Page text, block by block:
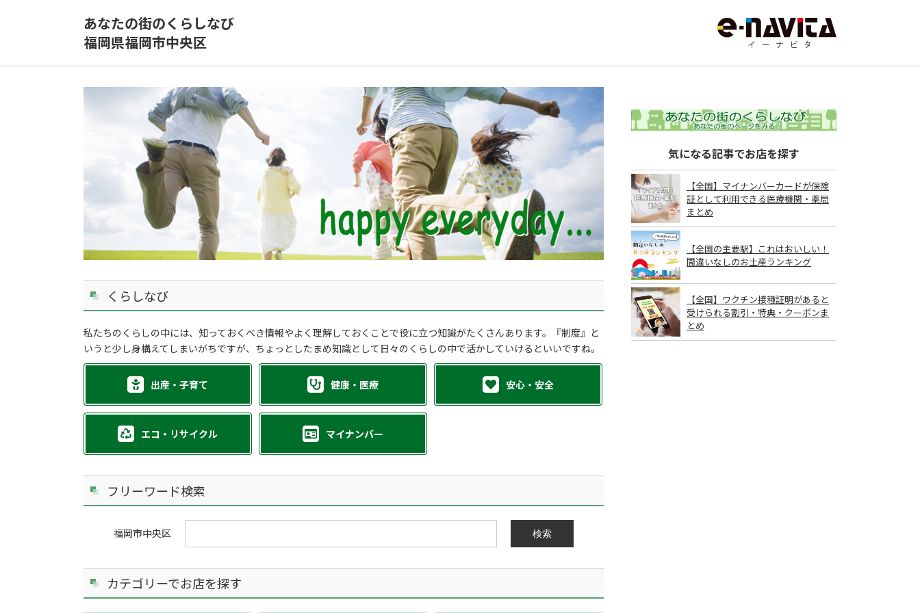
あなたの街のくらしなび
福岡県福岡市中央区
くらしなび
私たちのくらしの中には、知っておくべき情報やよく理解しておくことで役に立つ知識がたくさんあります。『制度』と
いうと少し身構えてしまいがちですが、ちょっとしたまめ知識として日々のくらしの中で活かしていけるといいですね。
出産・子育て 健康・医療 安心・安全
エコ・リサイクル マイナンバー
フリーワード検索
福岡市中央区 検索
カテゴリーでお店を探す
気になる記事でお店を探す
【全国】マイナンバーカードが保険
証として利用できる医療機関・薬局
まとめ
【全国の主要駅】これはおいしい！
間違いなしのお土産ランキング
【全国】ワクチン接種証明があると
受けられる割引・特典・クーポンま
とめ